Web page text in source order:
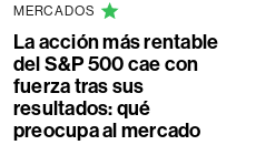
MERCADOS
La acción más rentable
del S&P 500 cae con
fuerza tras sus
resultados: qué
preocupa al mercado